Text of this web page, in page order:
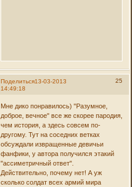
Поделиться 25
13-03-2013
14:49:18
Мне дико понравилось) "Разумное,
доброе, вечное" все же скорее пародия,
чем история, а здесь совсем по-
другому. Тут на соседних ветках
обсуждали извращенные девичьи
фанфики, у автора получился этакий
"ассиметричный ответ".
Действительно, почему нет! А уж
сколько солдат всех армий мира